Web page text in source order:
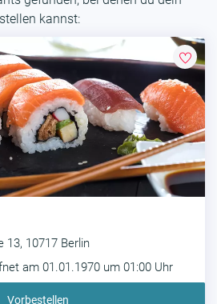
kannst:
13, 10717 Berlin
am 01.01.1970 um 01:00 Uhr
Vorbestellen